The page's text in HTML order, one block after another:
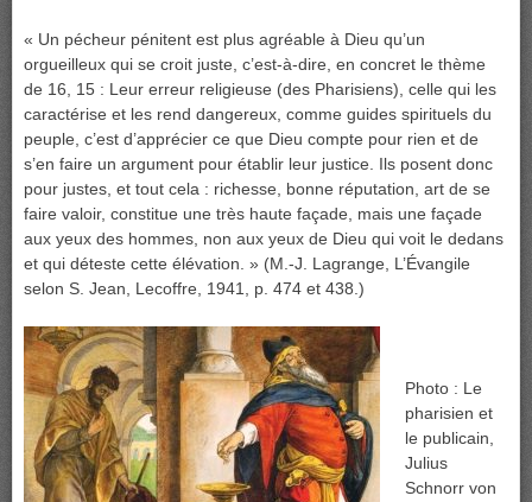
« Un pécheur pénitent est plus agréable à Dieu qu’un
orgueilleux qui se croit juste, c’est-à-dire, en concret le thème
de 16, 15 : Leur erreur religieuse (des Pharisiens), celle qui les
caractérise et les rend dangereux, comme guides spirituels du
peuple, c’est d’apprécier ce que Dieu compte pour rien et de
s’en faire un argument pour établir leur justice. Ils posent donc
pour justes, et tout cela : richesse, bonne réputation, art de se
faire valoir, constitue une très haute façade, mais une façade
aux yeux des hommes, non aux yeux de Dieu qui voit le dedans
et qui déteste cette élévation. » (M.-J. Lagrange, L’Évangile
selon S. Jean, Lecoffre, 1941, p. 474 et 438.)
Photo : Le
pharisien et
le publicain,
Julius
Schnorr von